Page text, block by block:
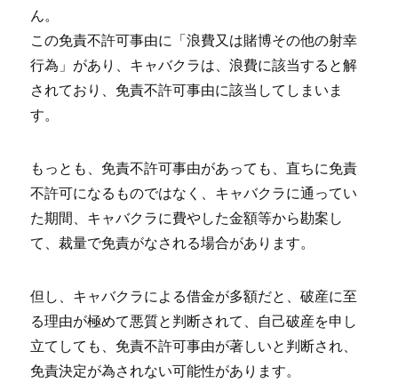
ん。
この免責不許可事由に「浪費又は賭博その他の射幸
行為」があり、キャバクラは、浪費に該当すると解
されており、免責不許可事由に該当してしまいま
す。
もっとも、免責不許可事由があっても、直ちに免責
不許可になるものではなく、キャバクラに通ってい
た期間、キャバクラに費やした金額等から勘案し
て、裁量で免責がなされる場合があります。
但し、キャバクラによる借金が多額だと、破産に至
る理由が極めて悪質と判断されて、自己破産を申し
立てしても、免責不許可事由が著しいと判断され、
免責決定が為されない可能性があります。